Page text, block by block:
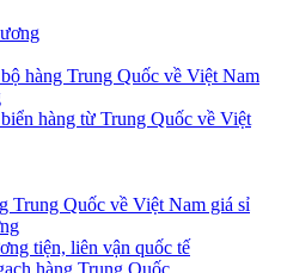
hàng Trung Quốc về Việt Nam
hàng từ Trung Quốc về Việt
Trung Quốc về Việt Nam giá sỉ
tiện, liên vận quốc tế
hàng Trung Quốc